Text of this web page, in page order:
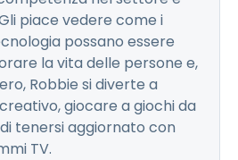
piace vedere come i
possano essere
la vita delle persone e,
Robbie si diverte a
giocare a giochi da
tenersi aggiornato con
TV.